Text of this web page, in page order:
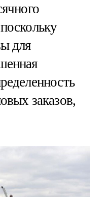
для
заказов,